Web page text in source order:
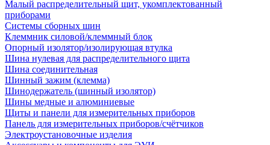
Малый распределительный щит, укомплектованный
приборами
Системы сборных шин
Клеммник силовой/клеммный блок
Опорный изолятор/изолирующая втулка
Шина нулевая для распределительного щита
Шина соединительная
Шинный зажим (клемма)
Шинодержатель (шинный изолятор)
Шины медные и алюминиевые
Щиты и панели для измерительных приборов
Панель для измерительных приборов/счётчиков
Электроустановочные изделия